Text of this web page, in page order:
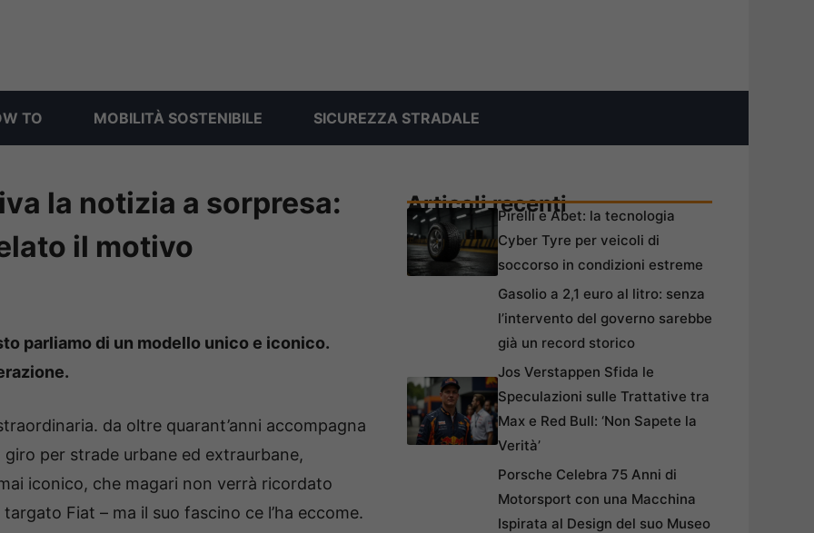
TO MOBILITÀ SOSTENIBILE SICUREZZA STRADALE
la notizia a sorpresa:
il motivo
parliamo di un modello unico e iconico.
da oltre quarant’anni accompagna
per strade urbane ed extraurbane,
iconico, che magari non verrà ricordato
Fiat – ma il suo fascino ce l’ha eccome.
Articoli recentiPirelli e Abet: la tecnologia
Cyber Tyre per veicoli di
soccorso in condizioni estreme
Gasolio a 2,1 euro al litro: senza
l’intervento del governo sarebbe
già un record storico
Jos Verstappen Sfida le
Speculazioni sulle Trattative tra
Max e Red Bull: ‘Non Sapete la
Verità’
Porsche Celebra 75 Anni di
Motorsport con una Macchina
Ispirata al Design del suo Museo